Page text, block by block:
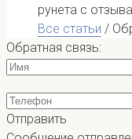
рунета с
Все статьи /
Обратная связь:
Отправить